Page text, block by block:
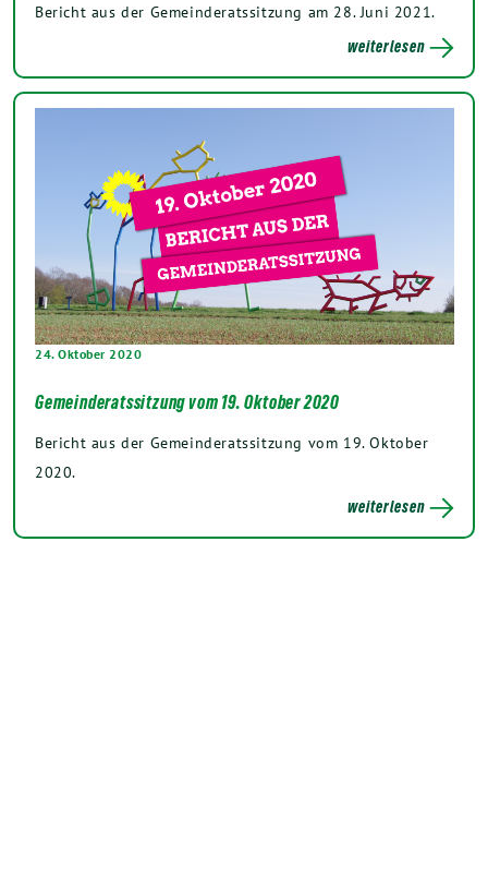
Bericht aus der Gemeinderatssitzung am 28. Juni 2021.
weiterlesen
24. Oktober 2020
Gemeinderatssitzung vom 19. Oktober 2020
Bericht aus der Gemeinderatssitzung vom 19. Oktober
2020.
weiterlesen